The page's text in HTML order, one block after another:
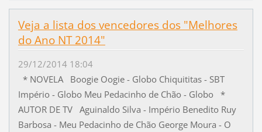
Veja a lista dos vencedores dos "Melhores
do Ano NT 2014"
29/12/2014 18:04
* NOVELA Boogie Oogie - Globo Chiquititas - SBT
Império - Globo Meu Pedacinho de Chão - Globo *
AUTOR DE TV Aguinaldo Silva - Império Benedito Ruy
Barbosa - Meu Pedacinho de Chão George Moura - O